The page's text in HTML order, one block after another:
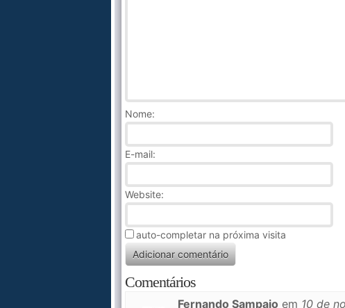
Nome:
E-mail:
Website:
auto-completar na próxima visita
Comentários
Fernando Sampaio em 10 de